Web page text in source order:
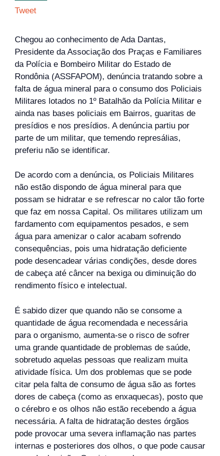
Tweet
Chegou ao conhecimento de Ada Dantas,
Presidente da Associação dos Praças e Familiares
da Polícia e Bombeiro Militar do Estado de
Rondônia (ASSFAPOM), denúncia tratando sobre a
falta de água mineral para o consumo dos Policiais
Militares lotados no 1º Batalhão da Polícia Militar e
ainda nas bases policiais em Bairros, guaritas de
presídios e nos presídios. A denúncia partiu por
parte de um militar, que temendo represálias,
preferiu não se identificar.
De acordo com a denúncia, os Policiais Militares
não estão dispondo de água mineral para que
possam se hidratar e se refrescar no calor tão forte
que faz em nossa Capital. Os militares utilizam um
fardamento com equipamentos pesados, e sem
água para amenizar o calor acabam sofrendo
consequências, pois uma hidratação deficiente
pode desencadear várias condições, desde dores
de cabeça até câncer na bexiga ou diminuição do
rendimento físico e intelectual.
É sabido dizer que quando não se consome a
quantidade de água recomendada e necessária
para o organismo, aumenta-se o risco de sofrer
uma grande quantidade de problemas de saúde,
sobretudo aquelas pessoas que realizam muita
atividade física. Um dos problemas que se pode
citar pela falta de consumo de água são as fortes
dores de cabeça (como as enxaquecas), posto que
o cérebro e os olhos não estão recebendo a água
necessária. A falta de hidratação destes órgãos
pode provocar uma severa inflamação nas partes
internas e posteriores dos olhos, o que pode causar